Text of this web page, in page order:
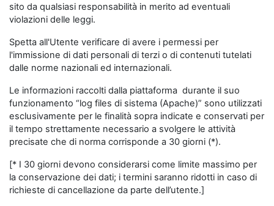
sito da qualsiasi responsabilità in merito ad eventuali
violazioni delle leggi.
Spetta all'Utente verificare di avere i permessi per
l'immissione di dati personali di terzi o di contenuti tutelati
dalle norme nazionali ed internazionali.
Le informazioni raccolti dalla piattaforma durante il suo
funzionamento “log files di sistema (Apache)” sono utilizzati
esclusivamente per le finalità sopra indicate e conservati per
il tempo strettamente necessario a svolgere le attività
precisate che di norma corrisponde a 30 giorni (*).
[* I 30 giorni devono considerarsi come limite massimo per
la conservazione dei dati; i termini saranno ridotti in caso di
richieste di cancellazione da parte dell’utente.]